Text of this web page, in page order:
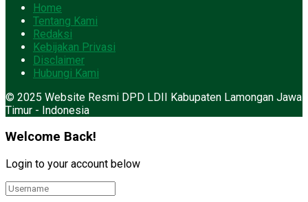
Home
Tentang Kami
Redaksi
Kebijakan Privasi
Disclaimer
Hubungi Kami
© 2025 Website Resmi DPD LDII Kabupaten Lamongan Jawa
Timur - Indonesia
Welcome Back!
Login to your account below